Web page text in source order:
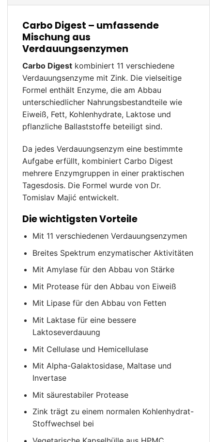
Carbo Digest – umfassende
Mischung aus
Verdauungsenzymen
Carbo Digest kombiniert 11 verschiedene
Verdauungsenzyme mit Zink. Die vielseitige
Formel enthält Enzyme, die am Abbau
unterschiedlicher Nahrungsbestandteile wie
Eiweiß, Fett, Kohlenhydrate, Laktose und
pflanzliche Ballaststoffe beteiligt sind.
Da jedes Verdauungsenzym eine bestimmte
Aufgabe erfüllt, kombiniert Carbo Digest
mehrere Enzymgruppen in einer praktischen
Tagesdosis. Die Formel wurde von Dr.
Tomislav Majić entwickelt.
Die wichtigsten Vorteile
Mit 11 verschiedenen Verdauungsenzymen
Breites Spektrum enzymatischer Aktivitäten
Mit Amylase für den Abbau von Stärke
Mit Protease für den Abbau von Eiweiß
Mit Lipase für den Abbau von Fetten
Mit Laktase für eine bessere
Laktoseverdauung
Mit Cellulase und Hemicellulase
Mit Alpha-Galaktosidase, Maltase und
Invertase
Mit säurestabiler Protease
Zink trägt zu einem normalen Kohlenhydrat-
Stoffwechsel bei